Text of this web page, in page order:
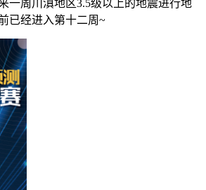
一周川滇地区3.5级以上的地震进行地
已经进入第十二周~